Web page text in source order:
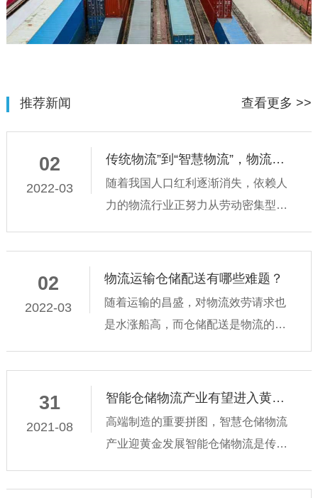
查看更多 >>
推荐新闻
02
2022-03
传统物流”到“智慧物流”，物流产业如何远走高飞？
随着我国人口红利逐渐消失，依赖人
力的物流行业正努力从劳动密集型向
物流升级。面对新时代的种种挑
战，“小米加步枪”的传统办法已不能满
足物流业的快速发展，传统降本增效
02
2022-03
物流运输仓储配送有哪些难题？
随着运输的昌盛，对物流效劳请求也
是水涨船高，而仓储配送是物流的重
亦是如此，那么物流运输仓储配送的
难题有哪些。 1、效劳程度低 配送是
31
2021-08
智能仓储物流产业有望进入黄金发展期
高端制造的重要拼图，智慧仓储物流
产业迎黄金发展智能仓储物流是传统
术密集、以机器替代人力、土地利用